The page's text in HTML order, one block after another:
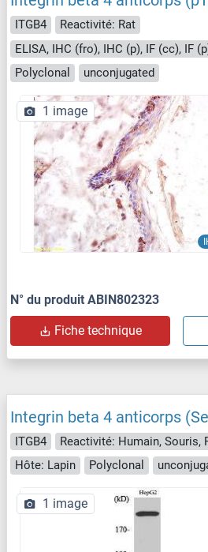
ITGB4
Reactivité: Rat
ELISA, IHC (fro), IHC (p), IF (cc), IF
Polyclonal
unconjugated
1 image
N° du produit ABIN802323
Fiche technique
Integrin beta 4 anticorps
ITGB4 Reactivité: Humain, Souris,
Hôte: Lapin
Polyclonal
1 image